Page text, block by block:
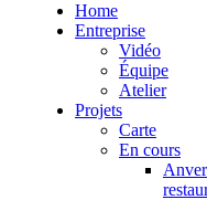
Home
Entreprise
Vidéo
Équipe
Atelier
Projets
Carte
En cours